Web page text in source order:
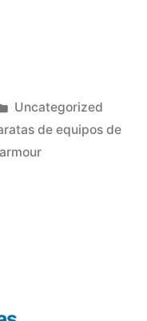
Publicado
en
Uncategorized
de equipos de